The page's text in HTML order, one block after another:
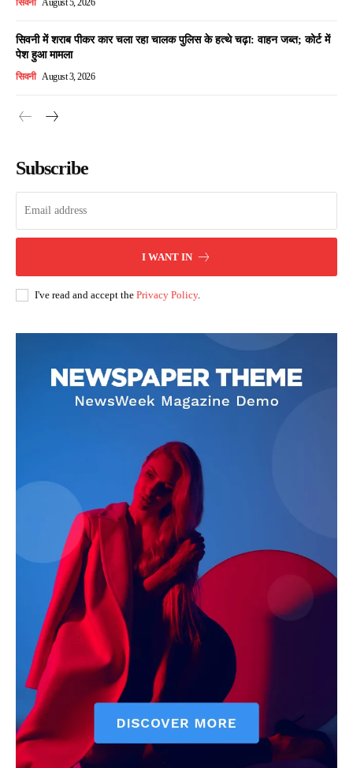
सिवनी August 5, 2026
सिवनी में शराब पीकर कार चला रहा चालक पुलिस के हत्थे चढ़ा: वाहन जब्त; कोर्ट में
पेश हुआ मामला
सिवनी August 3, 2026
Subscribe
I WANT IN
I've read and accept the Privacy Policy.